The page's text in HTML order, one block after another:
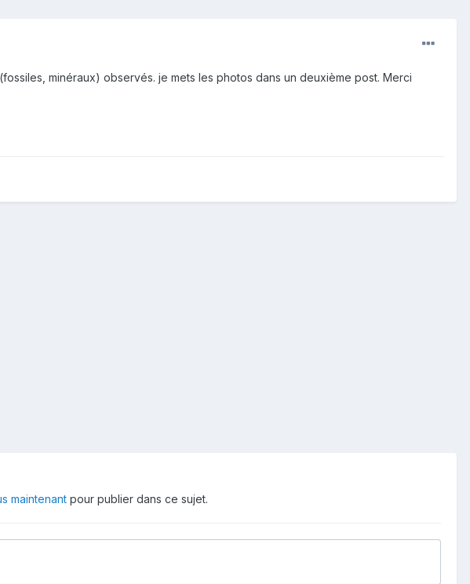
minéraux) observés. je mets les photos dans un deuxième post. Merci
maintenant pour publier dans ce sujet.